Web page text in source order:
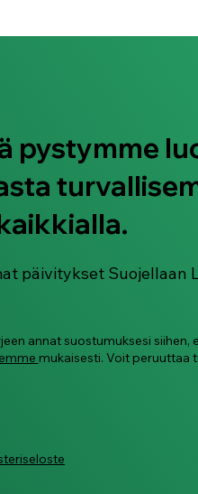
pystymme
päivitykset Suojellaan
annat suostumuksesi
mukaisesti. Voit peruuttaa